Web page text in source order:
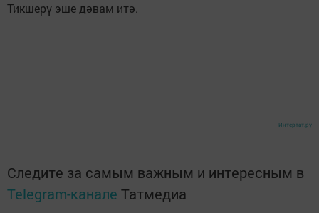
Тикшерү эше дәвам итә.
Интертат.ру
Следите за самым важным и интересным в
Telegram-канале Татмедиа